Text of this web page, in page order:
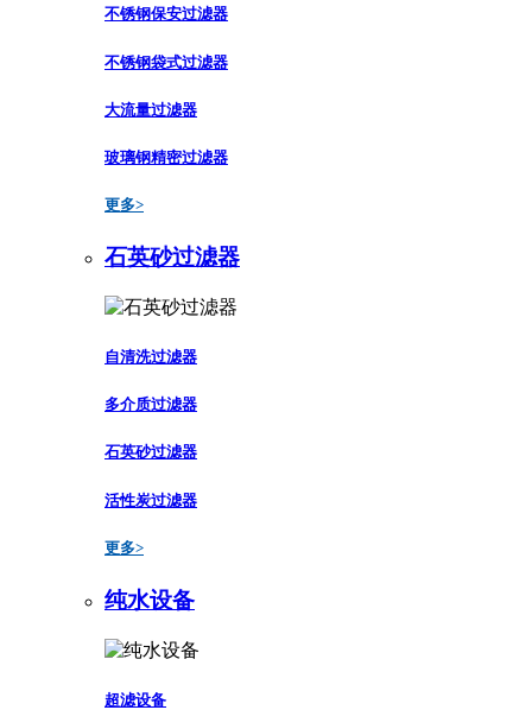
不锈钢保安过滤器
不锈钢袋式过滤器
大流量过滤器
玻璃钢精密过滤器
更多>
石英砂过滤器
自清洗过滤器
多介质过滤器
石英砂过滤器
活性炭过滤器
更多>
纯水设备
超滤设备